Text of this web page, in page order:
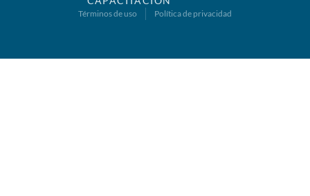
Términos de uso Política de privacidad